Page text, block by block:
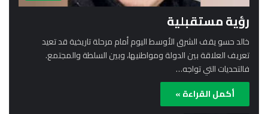
رؤية مستقبلية
خالد حسو يقف الشرق الأوسط اليوم أمام مرحلة تاريخية قد تعيد
تعريف العلاقة بين الدولة ومواطنيها، وبين السلطة والمجتمع.
فالتحديات التي تواجه…
أكمل القراءة »